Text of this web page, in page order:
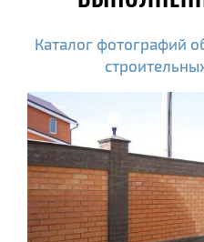
Каталог фотографий